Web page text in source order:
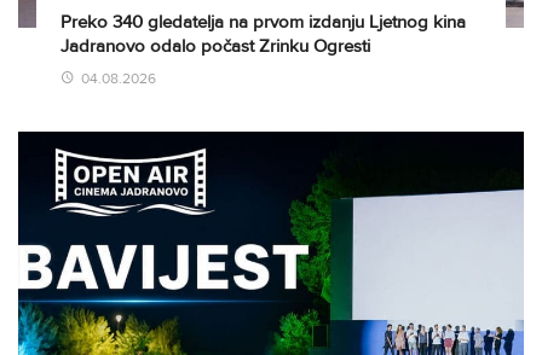
Preko 340 gledatelja na prvom izdanju Ljetnog kina
Jadranovo odalo počast Zrinku Ogresti
04.08.2026